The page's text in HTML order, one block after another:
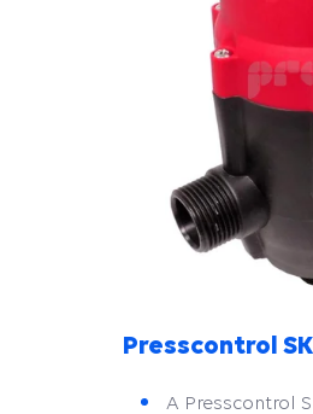
Presscontrol
A Presscontrol